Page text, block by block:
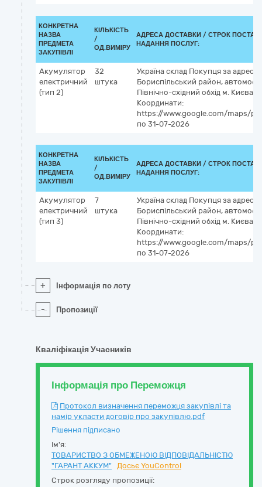
КОНКРЕТНА
НАЗВА
ПРЕДМЕТА
ЗАКУПІВЛІ
КІЛЬКІСТЬ
/
ОД.ВИМІРУ
АДРЕСА ДОСТАВКИ / СТРОК
НАДАННЯ ПОСЛУГ:
Акумулятор
електричний
(тип 2)
32
штука
Україна склад Покупця за
Бориспільський район,
Північно-східний обхід м. Києва
Координати:
https://www.google.com/maps/
по 31-07-2026
КОНКРЕТНА
НАЗВА
ПРЕДМЕТА
ЗАКУПІВЛІ
КІЛЬКІСТЬ
/
ОД.ВИМІРУ
АДРЕСА ДОСТАВКИ / СТРОК
НАДАННЯ ПОСЛУГ:
Акумулятор
електричний
(тип 3)
7
штука
Україна склад Покупця за
Бориспільський район,
Північно-східний обхід м. Києва
Координати:
https://www.google.com/maps/
по 31-07-2026
+ Інформація по лоту
- Пропозиції
Кваліфікація Учасників
Інформація про Переможця
Протокол визначення переможця закупівлі та
намір укласти договір про закупівлю.pdf
Рішення підписано
Ім'я:
ТОВАРИСТВО З ОБМЕЖЕНОЮ ВІДПОВІДАЛЬНІСТЮ
"ГАРАНТ АККУМ"
Досьє YouControl
Строк розгляду пропозиції: